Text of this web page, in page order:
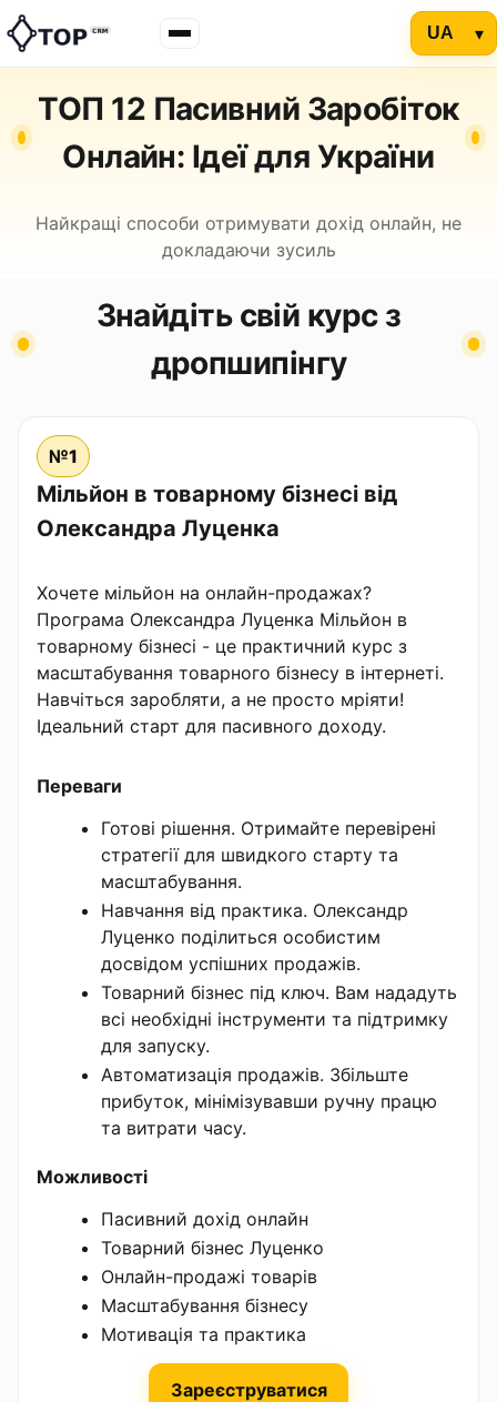
ТОП 12 Пасивний Заробіток
Онлайн: Ідеї для України
Найкращі способи отримувати дохід онлайн, не
докладаючи зусиль
Знайдіть свій курс з
дропшипінгу
№1
Мільйон в товарному бізнесі від
Олександра Луценка
Хочете мільйон на онлайн-продажах?
Програма Олександра Луценка Мільйон в
товарному бізнесі - це практичний курс з
масштабування товарного бізнесу в інтернеті.
Навчіться заробляти, а не просто мріяти!
Ідеальний старт для пасивного доходу.
Переваги
Готові рішення. Отримайте перевірені
стратегії для швидкого старту та
масштабування.
Навчання від практика. Олександр
Луценко поділиться особистим
досвідом успішних продажів.
Товарний бізнес під ключ. Вам нададуть
всі необхідні інструменти та підтримку
для запуску.
Автоматизація продажів. Збільште
прибуток, мінімізувавши ручну працю
та витрати часу.
Можливості
Пасивний дохід онлайн
Товарний бізнес Луценко
Онлайн-продажі товарів
Масштабування бізнесу
Мотивація та практика
Зареєструватися